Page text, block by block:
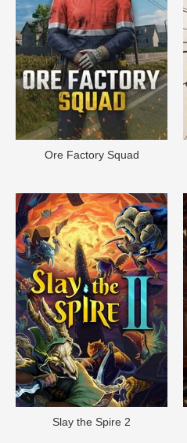
Ore Factory Squad
Slay the Spire 2